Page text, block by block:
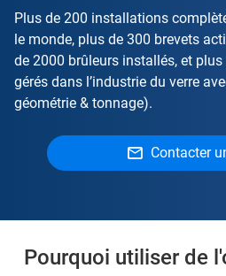
Plus de 200 installations
le monde, plus de 300 brevets
de 2000 brûleurs installés, et
gérés dans l’industrie du verre
géométrie & tonnage).
Contacter
Pourquoi utiliser de